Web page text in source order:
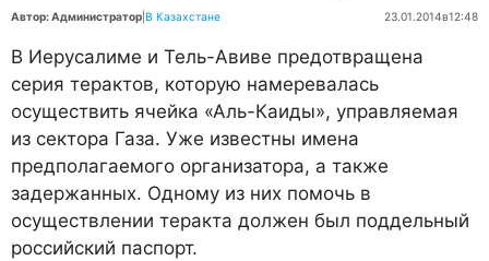
Автор: Администратор В Казахстане 23.01.2014в12:48
В Иерусалиме и Тель-Авиве предотвращена
серия терактов, которую намеревалась
осуществить ячейка «Аль-Каиды», управляемая
из сектора Газа. Уже известны имена
предполагаемого организатора, а также
задержанных. Одному из них помочь в
осуществлении теракта должен был поддельный
российский паспорт.